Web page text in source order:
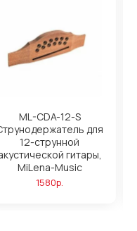
ML-CDA-12-S
для
12-струнной
гитары,
MiLena-Music
1580р.